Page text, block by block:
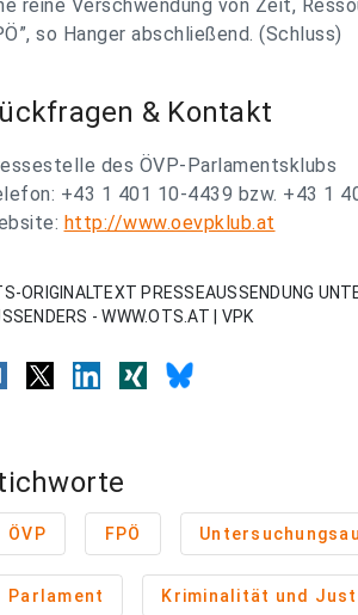
reine Verschwendung von Zeit,
so Hanger abschließend. (Schluss)
& Kontakt
des ÖVP-Parlamentsklubs
+43 1 401 10-4439 bzw. +43 1
http://www.oevpklub.at
ORIGINALTEXT PRESSEAUSSENDUNG
- WWW.OTS.AT | VPK
ÖVP FPÖ
Parlament Kriminalität und